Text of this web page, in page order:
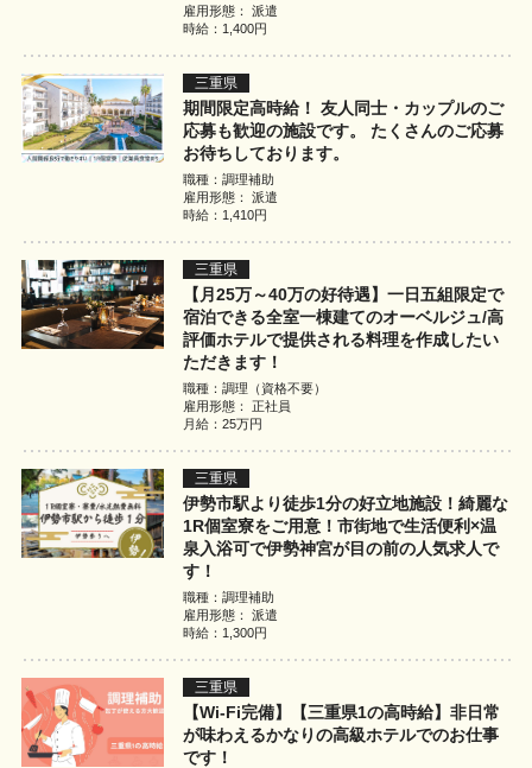
雇用形態： 派遣
時給：1,400円
三重県
期間限定高時給！ 友人同士・カップルのご
応募も歓迎の施設です。 たくさんのご応募
お待ちしております。
職種：調理補助
雇用形態： 派遣
時給：1,410円
三重県
【月25万～40万の好待遇】一日五組限定で
宿泊できる全室一棟建てのオーベルジュ/高
評価ホテルで提供される料理を作成したい
ただきます！
職種：調理（資格不要）
雇用形態： 正社員
月給：25万円
三重県
伊勢市駅より徒歩1分の好立地施設！綺麗な
1R個室寮をご用意！市街地で生活便利×温
泉入浴可で伊勢神宮が目の前の人気求人で
す！
職種：調理補助
雇用形態： 派遣
時給：1,300円
三重県
【Wi-Fi完備】【三重県1の高時給】非日常
が味わえるかなりの高級ホテルでのお仕事
です！